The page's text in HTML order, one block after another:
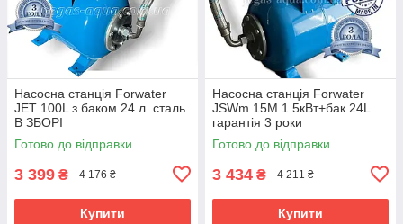
Насосна станція Forwater
JET 100L з баком 24 л. сталь
В ЗБОРІ
Готово до відправки
3 399 ₴ 4 176 ₴
Купити
Насосна станція Forwater
JSWm 15M 1.5кВт+бак 24L
гарантія 3 роки
Готово до відправки
3 434 ₴ 4 211 ₴
Купити